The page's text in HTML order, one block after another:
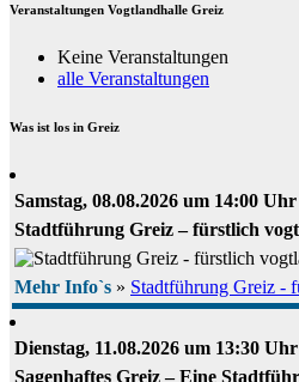
Veranstaltungen Vogtlandhalle Greiz
Keine Veranstaltungen
alle Veranstaltungen
Was ist los in Greiz
Samstag, 08.08.2026 um 14:00 Uhr
Stadtführung Greiz – fürstlich
Mehr Info`s » Stadtführung Greiz -
Dienstag, 11.08.2026 um 13:30 Uhr
Sagenhaftes Greiz – Eine